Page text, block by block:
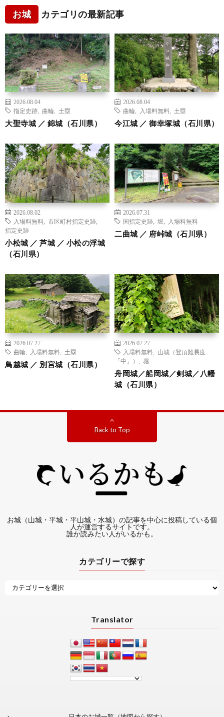
お城 カテゴリの最新記事
2026.08.04
指定史跡
曲輪 土塁
大聖寺城 ／ 錦城（石川県）
2026.08.04
曲輪
入場料無料 土塁
今江城 ／ 御幸塚城（石川県）
2026.08.02
入場料無料
市区町村指定史跡
指定史跡
小松城 ／ 芦城 ／ 小松の浮城
（石川県）
2026.07.31
国指定史跡
堀 入場料無料
二曲城 ／ 府峠城（石川県）
2026.07.27
曲輪
入場料無料 土塁
鳥越城 ／ 別宮城（石川県）
2026.07.27
入場料無料
山城（登頂難易度
「中」）
堀
舟岡城／船岡城／剣城／八幡
城（石川県）
Back to Top
お城（山城・平城・平山城・水城）の記事を中心に投稿している個
人が運営するサイトです。
誰か読みたい人がいるかも。
カテゴリーで探す
Translator